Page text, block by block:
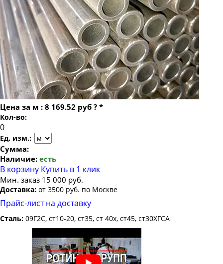
Труба бесшовная 22
Труба бесшовная 24
Труба бесшовная 25
Труба бесшовная 26
Труба бесшовная 27
Труба бесшовная 28
Труба бесшовная 30
Труба бесшовная 32
Труба бесшовная 35
Труба бесшовная 36
Труба бесшовная 38
Труба бесшовная 40
Труба бесшовная 42
Труба бесшовная 45
Труба бесшовная 48
Труба бесшовная 50
Труба бесшовная 219х22
Труба бесшовная 219х25
Труба бесшовная 219х30
Труба бесшовная 219х32
Труба бесшовная 219х36
Труба бесшовная 219х40
Труба бесшовная 219х45
Труба бесшовная 219х50
Труба бесшовная 219х55
Цена за м : 8 169.52 руб ? *
Кол-во:
Ед. изм.:
Сумма:
Наличие: есть
В корзину Купить в 1 клик
Мин. заказ 15 000 руб.
Доставка: от 3500 руб. по Москве
Прайс-лист на доставку
Сталь: 09Г2С, ст10-20, ст35, ст 40х, ст45, ст30ХГСА